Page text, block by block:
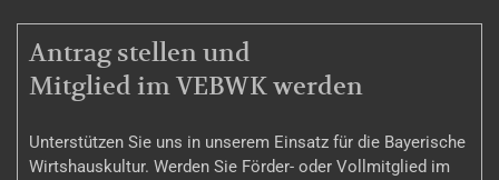
MITGLIEDSCHAFT
Antrag stellen und
Mitglied im VEBWK werden
Unterstützen Sie uns in unserem Einsatz für die Bayerische
Wirtshauskultur. Werden Sie Förder- oder Vollmitglied im